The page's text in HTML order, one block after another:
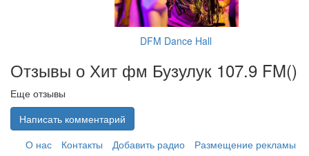
DFM Dance Hall
Отзывы о Хит фм Бузулук 107.9 FM()
Еще отзывы
Написать комментарий
О нас
Контакты Добавить радио
Размещение рекламы